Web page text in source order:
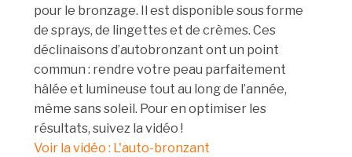
pour le bronzage. Il est disponible sous forme
de sprays, de lingettes et de crèmes. Ces
déclinaisons d’autobronzant ont un point
commun : rendre votre peau parfaitement
hâlée et lumineuse tout au long de l’année,
même sans soleil. Pour en optimiser les
résultats, suivez la vidéo !
Voir la vidéo : L'auto-bronzant